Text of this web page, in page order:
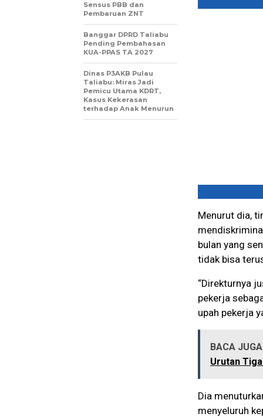
Menurut dia,
bulan yang
tidak bisa
“Direkturnya
pekerja
upah pekerja
BACA
Urutan
Dia
menyeluruh
Sensus PBB dan
Pembaruan ZNT
Banggar DPRD Taliabu
Pending Pembahasan
KUA-PPAS TA 2027
Dinas P3AKB Pulau
Taliabu: Miras Jadi
Pemicu Utama KDRT,
Kasus Kekerasan
terhadap Anak Menurun